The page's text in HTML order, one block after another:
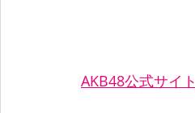
AKB48公式サイト